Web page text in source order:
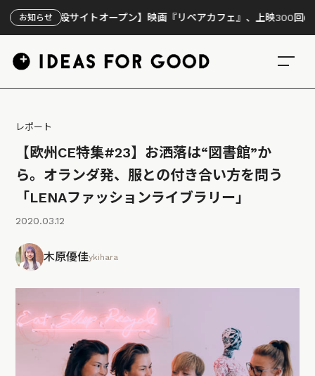
お知らせ
サイトオープン】映画『リペアカフェ』、上映300回の先で見えてき
レポート
【欧州CE特集#23】お洒落は“図書館”か
ら。オランダ発、服との付き合い方を問う
「LENAファッションライブラリー」
2020.03.12
木原優佳ykihara